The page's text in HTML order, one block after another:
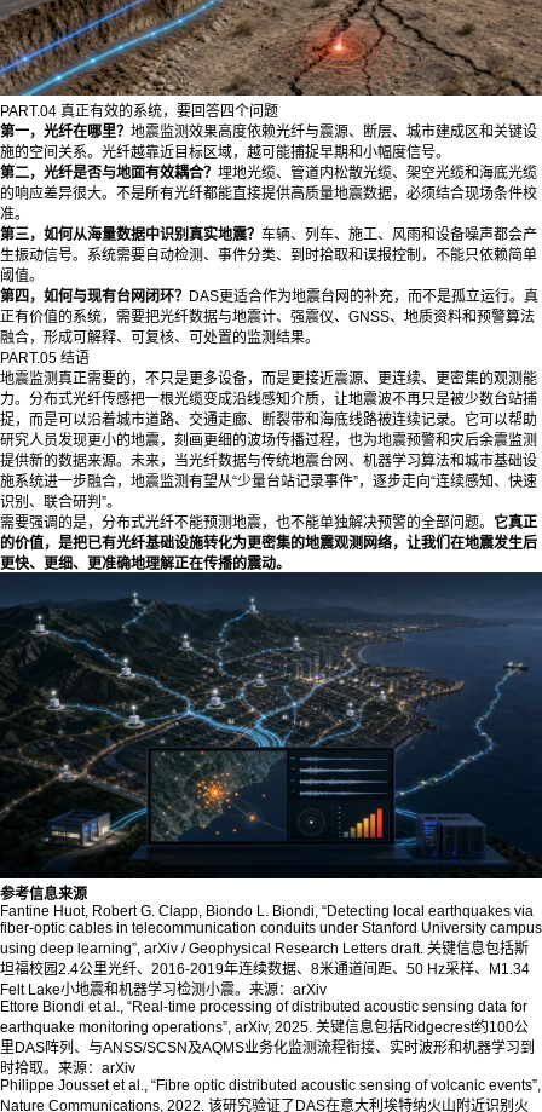
PART.04 真正有效的系统，要回答四个问题
第一， 光纤在哪里？ 地震监测效果高度依赖光纤与震源、断层、城市建成区和关键设
施的空间关系。光纤越靠近目标区域，越可能捕捉早期和小幅度信号。
第二， 光纤是否与地面有效耦合？ 埋地光缆、管道内松散光缆、架空光缆和海底光缆
的响应差异很大。不是所有光纤都能直接提供高质量地震数据，必须结合现场条件校
准。
第三，如何从海量数据中识别真实地震？ 车辆、列车、施工、风雨和设备噪声都会产
生振动信号。系统需要自动检测、事件分类、到时拾取和误报控制，不能只依赖简单
阈值。
第四，如何与现有台网闭环？ DAS更适合作为地震台网的补充，而不是孤立运行。真
正有价值的系统，需要把光纤数据与地震计、强震仪、GNSS、地质资料和预警算法
融合，形成可解释、可复核、可处置的监测结果。
PART.05 结语
地震监测真正需要的，不只是更多设备，而是更接近震源、更连续、更密集的观测能
力。分布式光纤传感把一根光缆变成沿线感知介质，让地震波不再只是被少数台站捕
捉，而是可以沿着城市道路、交通走廊、断裂带和海底线路被连续记录。它可以帮助
研究人员发现更小的地震，刻画更细的波场传播过程，也为地震预警和灾后余震监测
提供新的数据来源。未来，当光纤数据与传统地震台网、机器学习算法和城市基础设
施系统进一步融合，地震监测有望从“少量台站记录事件”，逐步走向“连续感知、快速
识别、联合研判”。
需要强调的是，分布式光纤不能预测地震，也不能单独解决预警的全部问题。 它真正
的价值，是把已有光纤基础设施转化为更密集的地震观测网络，让我们在地震发生后
更快、更细、更准确地理解正在传播的震动。
参考信息来源
Fantine Huot, Robert G. Clapp, Biondo L. Biondi, “Detecting local earthquakes via
fiber-optic cables in telecommunication conduits under Stanford University campus
using deep learning”, arXiv / Geophysical Research Letters draft. 关键信息包括斯
坦福校园2.4公里光纤、2016-2019年连续数据、8米通道间距、50 Hz采样、M1.34
Felt Lake小地震和机器学习检测小震。来源：arXiv
Ettore Biondi et al., “Real-time processing of distributed acoustic sensing data for
earthquake monitoring operations”, arXiv, 2025. 关键信息包括Ridgecrest约100公
里DAS阵列、与ANSS/SCSN及AQMS业务化监测流程衔接、实时波形和机器学习到
时拾取。来源：arXiv
Philippe Jousset et al., “Fibre optic distributed acoustic sensing of volcanic events”,
Nature Communications, 2022. 该研究验证了DAS在意大利埃特纳火山附近识别火